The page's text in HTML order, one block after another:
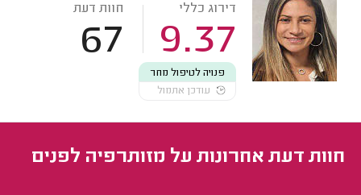
דירוג כללי
9.37
חוות דעת
67
פנויה לטיפול מחר
עודכן אתמול
חוות דעת אחרונות על מזותרפיה לפנים